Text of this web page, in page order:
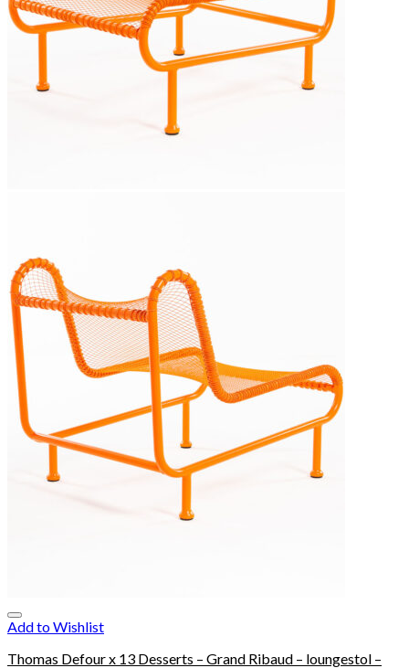
Add to Wishlist
Thomas Defour x 13 Desserts – Grand Ribaud – loungestol –